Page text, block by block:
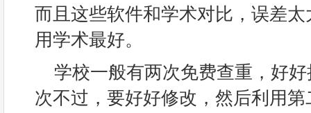
而且这些软件和学术对比，误差
用学术最好。
学校一般有两次免费查重，好
次不过，要好好修改，然后利用